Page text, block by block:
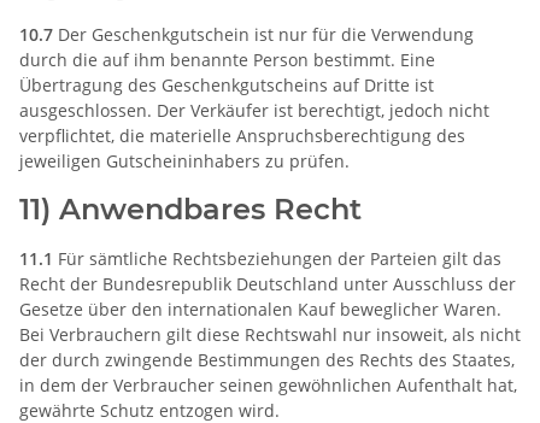
10.7 Der Geschenkgutschein ist nur für die Verwendung
durch die auf ihm benannte Person bestimmt. Eine
Übertragung des Geschenkgutscheins auf Dritte ist
ausgeschlossen. Der Verkäufer ist berechtigt, jedoch nicht
verpflichtet, die materielle Anspruchsberechtigung des
jeweiligen Gutscheininhabers zu prüfen.
11) Anwendbares Recht
11.1 Für sämtliche Rechtsbeziehungen der Parteien gilt das
Recht der Bundesrepublik Deutschland unter Ausschluss der
Gesetze über den internationalen Kauf beweglicher Waren.
Bei Verbrauchern gilt diese Rechtswahl nur insoweit, als nicht
der durch zwingende Bestimmungen des Rechts des Staates,
in dem der Verbraucher seinen gewöhnlichen Aufenthalt hat,
gewährte Schutz entzogen wird.